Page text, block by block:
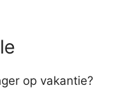
op vakantie?